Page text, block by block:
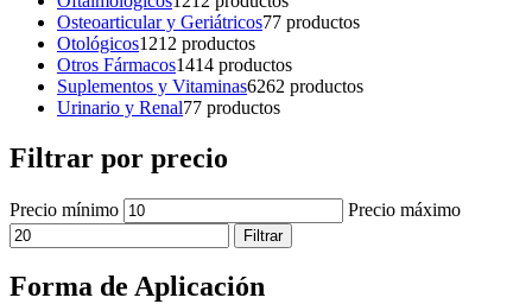
Osteoarticular y Geriátricos77 productos
Otológicos1212 productos
Otros Fármacos1414 productos
Suplementos y Vitaminas6262 productos
Urinario y Renal77 productos
Filtrar por precio
Precio mínimo Precio máximo
Filtrar
Forma de Aplicación